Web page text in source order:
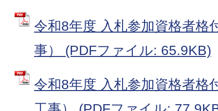
令和8年度 入札参加資格者格
事） (PDFファイル: 65.9KB)
令和8年度 入札参加資格者格